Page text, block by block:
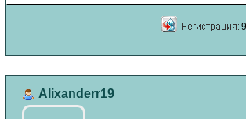
Alixanderr19